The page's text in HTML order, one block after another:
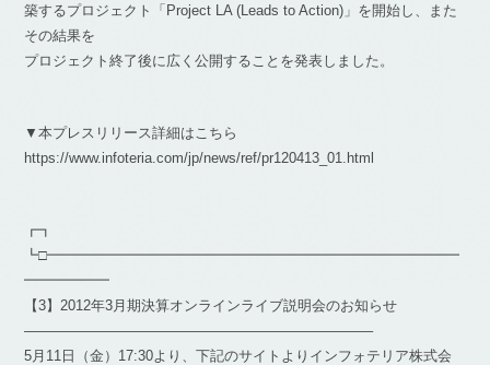
築するプロジェクト「Project LA (Leads to Action)」を開始し、また
その結果を
プロジェクト終了後に広く公開することを発表しました。
▼本プレスリリース詳細はこちら
https://www.infoteria.com/jp/news/ref/pr120413_01.html
┏┓
┗□━━━━━━━━━━━━━━━━━━━━━━━━━━━━━
━━━━━━
【3】2012年3月期決算オンラインライブ説明会のお知らせ
————————————————————————–
5月11日（金）17:30より、下記のサイトよりインフォテリア株式会